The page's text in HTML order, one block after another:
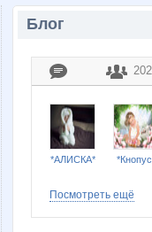
Блог
202
*АЛИСКА*
Посмотреть ещё